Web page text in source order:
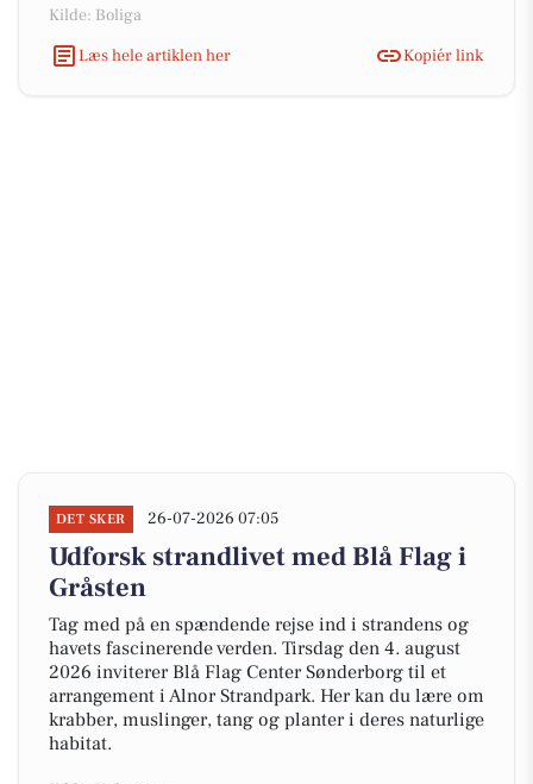
Kilde: Boliga
Læs hele artiklen her
Kopiér link
DET SKER 26-07-2026 07:05
Udforsk strandlivet med Blå Flag i
Gråsten
Tag med på en spændende rejse ind i strandens og
havets fascinerende verden. Tirsdag den 4. august
2026 inviterer Blå Flag Center Sønderborg til et
arrangement i Alnor Strandpark. Her kan du lære om
krabber, muslinger, tang og planter i deres naturlige
habitat.